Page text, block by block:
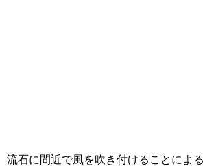
流石に間近で風を吹き付けることによる